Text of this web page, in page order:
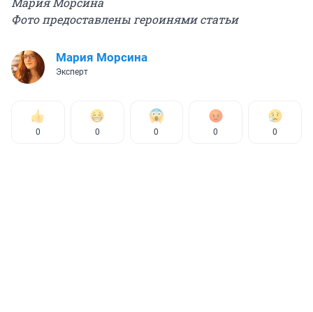
Фото предоставлены героинями статьи
Мария Морсина
Эксперт
0 0 0 0 0